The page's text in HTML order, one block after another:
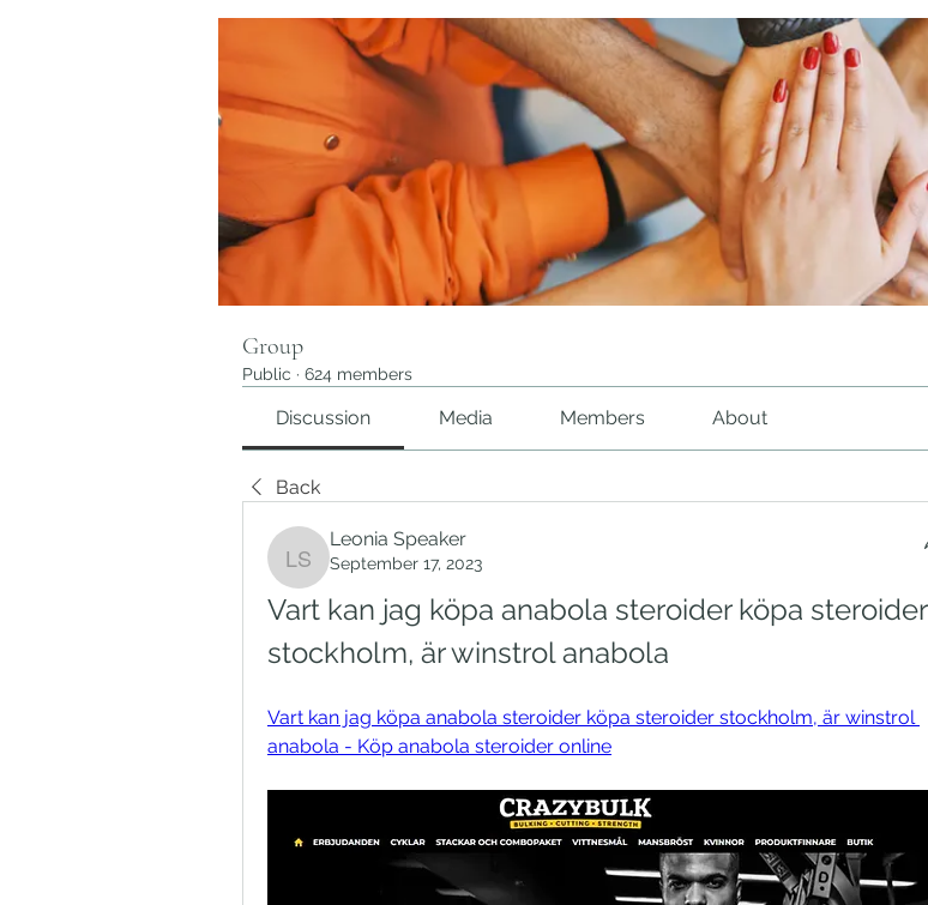
Group
Public · 624 members
Discussion Media Members About
Back
Leonia Speaker
Leonia Speaker
September 17, 2023
Vart kan jag köpa anabola steroider köpa steroider
stockholm, är winstrol anabola
Vart kan jag köpa anabola steroider köpa steroider stockholm, är winstrol
anabola - Köp anabola steroider online